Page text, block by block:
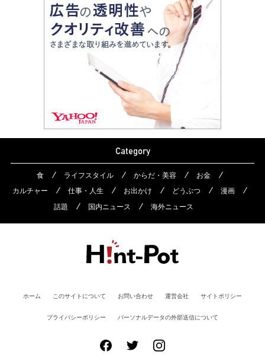
Category
食 ライフスタイル からだ・美容
お金
カルチャー
仕事・人生 お出かけ どうぶつ
漫画
話題
国内ニュース 海外ニュース
ホーム このサイトについて お問い合わせ 運営会社 サイトポリシー
プライバシーポリシー パーソナルデータの外部送信について